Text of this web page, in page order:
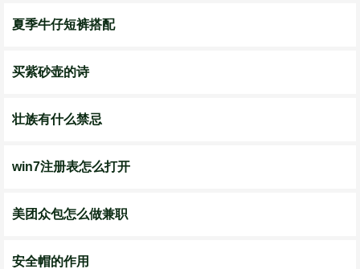
夏季牛仔短裤搭配
买紫砂壶的诗
壮族有什么禁忌
win7注册表怎么打开
美团众包怎么做兼职
安全帽的作用